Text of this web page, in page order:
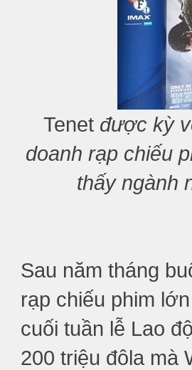
Tenet được kỳ
doanh rạp chiếu
thấy ngành
Sau năm tháng
rạp chiếu phim
cuối tuần lễ Lao
200 triệu đôla mà